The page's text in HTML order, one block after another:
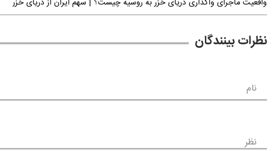
واقعیت ماجرای واگذاری دریای خزر به روسیه چیست؟ | سهم ایران از دریای خزر
نظرات بینندگان
نام
نظر